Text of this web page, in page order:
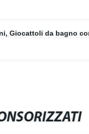
, Giocattoli da bagno